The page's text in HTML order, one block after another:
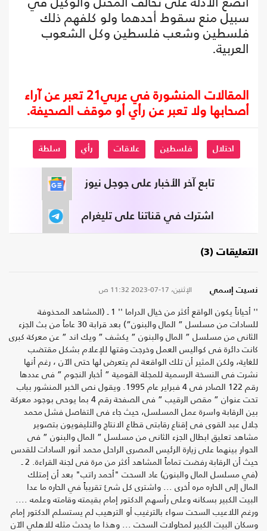
سبيل منع سقوط أحدهما ولو كلفهم ذلك
فلسطين وشعب فلسطين وكل الشعوب
العربية.
المقالات المنشورة في عربي21 تعبر عن آراء
أصحابها ولا تعبر عن رأي أو موقف الصحيفة.
احتلال فلسطين علاقات رأي سلطة
تابع آخر الأخبار على جوجل نيوز
اشترك في قناتنا على تليغرام
التعليقات (3)
نسيت إسمي الإثنين، 17-07-2023 11:32 ص
'' أحياناً يكون الواقع أكثر من خيال الدراما '' 1 ـ (المشاهد المحذوفة
للسادات من مسلسل ” المال والبنون”) بعد قرابة 30 عاماً من بث الجزء
الثانى من مسلسل ” المال والبنون ” يكشف ” ويك اند ” عن معركة كبرى
كانت دائرة فى كواليس العمل وخرجت وقتها للإعلام بشكل مقتضب
للغاية، ولكن المثير أن تلك الواقعة لم يتعرض لها حتى الآن ، رغم أنها
نشرت فى النسخة الرسمية للمجلة القومية ” أخبار النجوم ” فى عددها
رقم 122 الصادر فى 4 فبراير عام 1995. ويقول نص الخبر المنشور بباب
تحت عنوان ” مقص الرقيب ” فى الصفحة رقم 4 بما يوحى بوجود معركة
بين الرقابة واسرة عمل المسلسل، حيث جاء فى التفاصل فشل محمد
جلال عبد القوى فى إقناع رقابتى قطاع الانتاج والتليفويون بتصوير
مشاهد تعليق ابطال الجزء الثانى من مسلسل ” المال والبنون ” فى
الحوار بينهما على زيارة الرئيس المصرى الراحل محمد أنور السادات للقدس
حيث أن الرقابة رفضت تماماً المشاهد أكثر من مرة فى لجنة القراءة. 2 ـ
(‏في مسلسل المال والبنون) عاد السحت "أحمد راتب" بعد أن إمتلك
المال إلى الحاره مره أخرى ... واشترى كل شئ تقريباً في الحاره ما عدا
البيت الكبير بسكانه وعلى رأسهم الدكتور إمام بقيمته وقامته وعلمه ....
ورغم اللاعيب السحت سواء بالترغيب أو الترهيب ‏لم يستسلم الدكتور إمام
وسكان البيت الكبير لمحاولات السحت ... وهذا ما يحدث مثله للاهلي الآن